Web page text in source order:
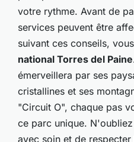
votre rythme. Avant de
services peuvent être
suivant ces conseils,
national Torres del Paine
émerveillera par ses
cristallines et ses
"Circuit O", chaque pas
ce parc unique.
avec soin et de